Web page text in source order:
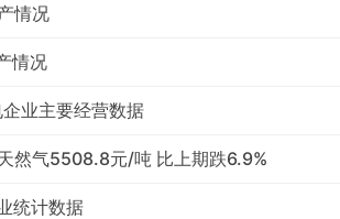
情况
情况
业主要经营数据
然气5508.8元/吨 比上期跌6.9%
统计数据